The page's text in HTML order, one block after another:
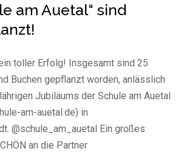
am Auetal“ sind
toller Erfolg! Insgesamt sind 25
Buchen gepflanzt worden, anlässlich
Jubiläums der Schule am Auetal
am-auetal.de) in
@schule_am_auetal Ein großes
an die Partner